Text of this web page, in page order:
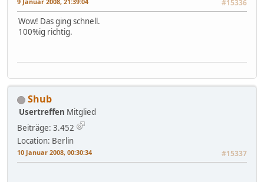
#15336
Wow! Das ging schnell.
100%ig richtig.
Shub
Usertreffen Mitglied
Beiträge: 3.452
Location: Berlin
10 Januar 2008, 00:30:34 #15337